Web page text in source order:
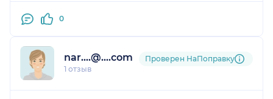
0
nar....@....com
1 отзыв
Проверен НаПоправку